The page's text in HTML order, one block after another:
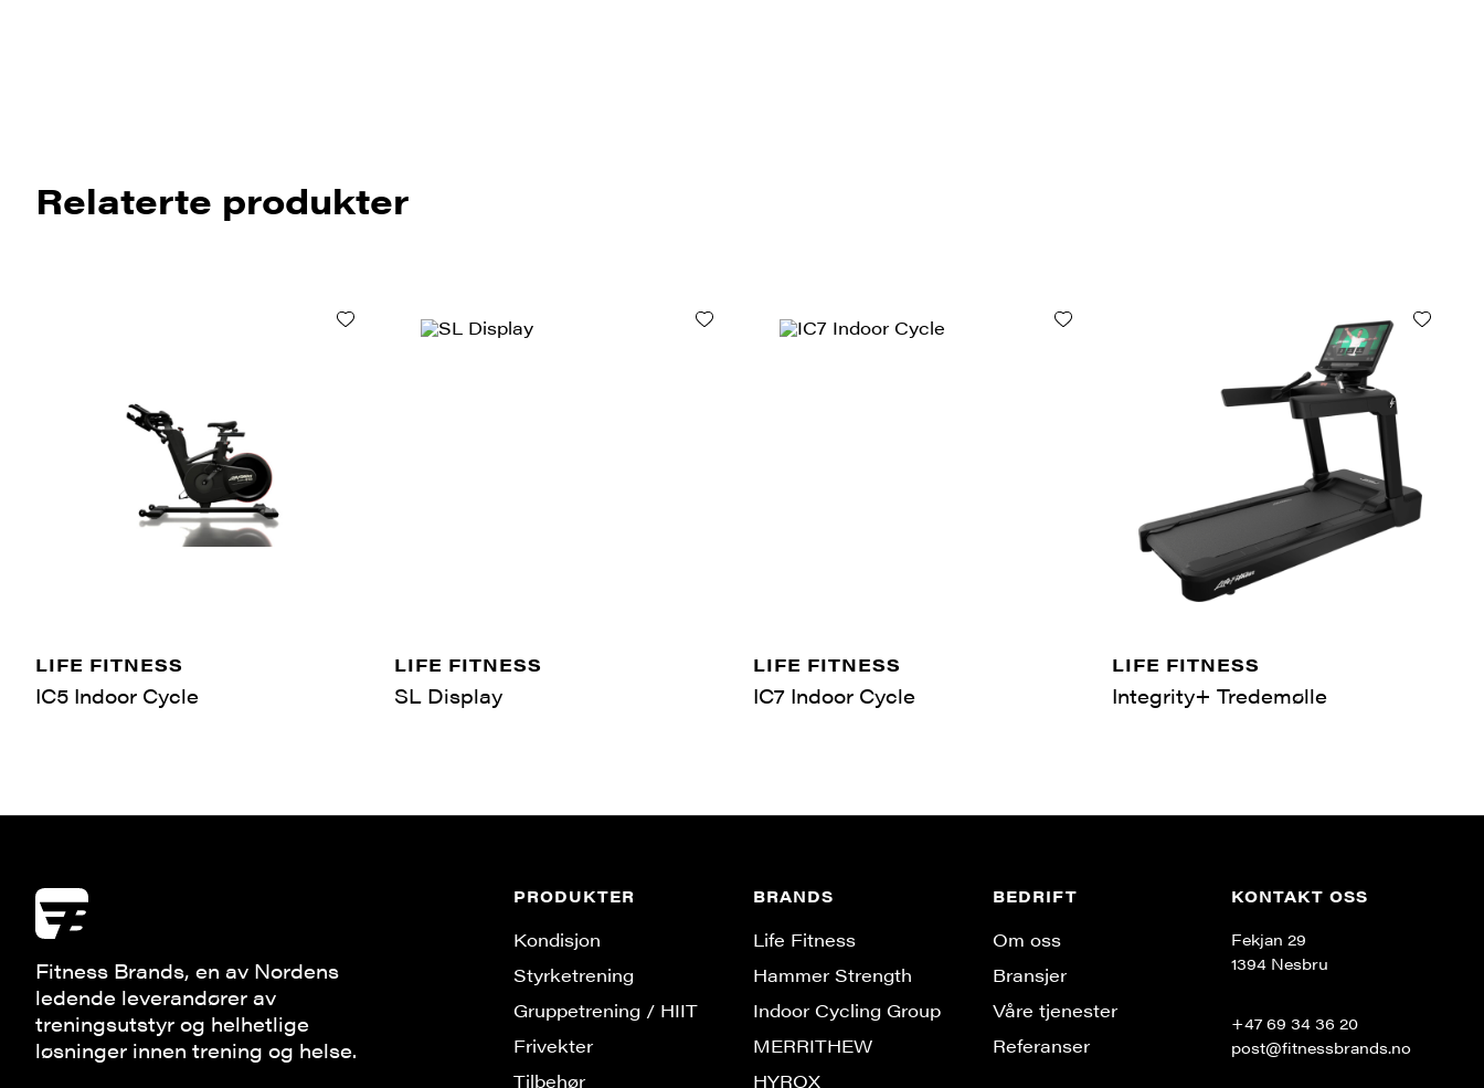
Relaterte produkter
LIFE FITNESS
IC5 Indoor Cycle
LIFE FITNESS
SL Display
LIFE FITNESS
IC7 Indoor Cycle
LIFE FITNESS
Integrity+ Tredemølle
Fitness Brands, en av Nordens
ledende leverandører av
treningsutstyr og helhetlige
løsninger innen trening og helse.
PRODUKTER
Kondisjon
Styrketrening
Gruppe­trening / HIIT
Frivekter
Tilbehør
BRANDS
Life Fitness
Hammer Strength
Indoor Cycling Group
MERRITHEW
HYROX
BEDRIFT
Om oss
Bransjer
Våre tjenester
Referanser
KONTAKT OSS
Fekjan 29
1394 Nesbru
+47 69 34 36 20
post@fitnessbrands.no